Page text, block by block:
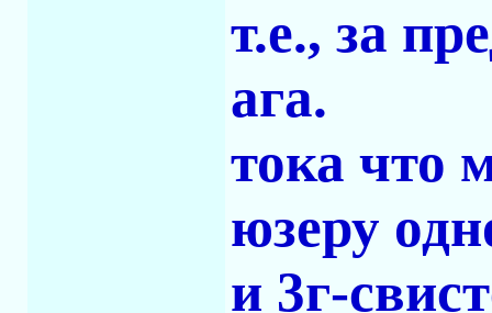
т.е., за
ага.
тока что
юзеру
и 3г-